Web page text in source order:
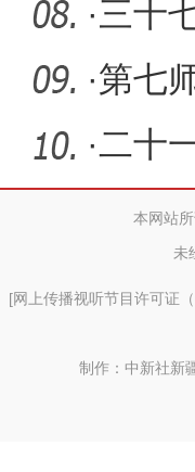
盐碱地
·三十
·第七
·二十
本网站
未
[网上传播视听节目许可证
制作：中新社